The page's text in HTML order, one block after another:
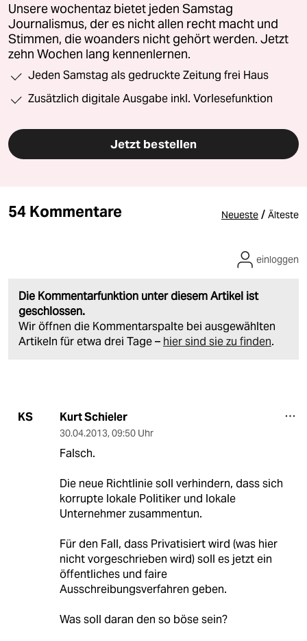
Unsere wochentaz bietet jeden Samstag
Journalismus, der es nicht allen recht macht und
Stimmen, die woanders nicht gehört werden. Jetzt
zehn Wochen lang kennenlernen.
Jeden Samstag als gedruckte Zeitung frei Haus
Zusätzlich digitale Ausgabe inkl. Vorlesefunktion
Jetzt bestellen
54 Kommentare Neueste / Älteste
Die Kommentarfunktion unter diesem Artikel ist
geschlossen.
Wir öffnen die Kommentarspalte bei ausgewählten
Artikeln für etwa drei Tage – hier sind sie zu finden.
einloggen
KS Kurt Schieler
30.04.2013, 09:50 Uhr
Falsch.
Die neue Richtlinie soll verhindern, dass sich
korrupte lokale Politiker und lokale
Unternehmer zusammentun.
Für den Fall, dass Privatisiert wird (was hier
nicht vorgeschrieben wird) soll es jetzt ein
öffentliches und faire
Ausschreibungsverfahren geben.
Was soll daran den so böse sein?